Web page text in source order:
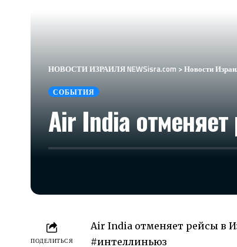
НОВОСТИ ИЗРАИЛЯ NEWSisra.com >Новости
СОБЫТИЯ
Air India
ПОДЕЛИТЬСЯ
Air India отменяет рейсы в
#интеллиньюз